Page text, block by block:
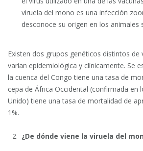
viruela del mono es una infección
desconoce su origen en los animales
Existen dos grupos genéticos distintos de
varían epidemiológica y clínicamente. Se
la cuenca del Congo tiene una tasa de
cepa de África Occidental (confirmada en
Unido) tiene una tasa de mortalidad de
1%.
¿De dónde viene la viruela del